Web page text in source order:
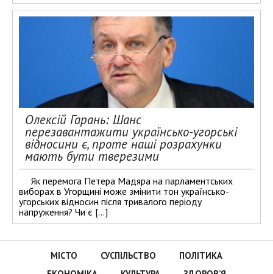
Олексій Гарань: Шанс
перезавантажити українсько-угорські
відносини є, проте наші розрахунки
мають бути тверезими
Як перемога Петера Мадяра на парламентських
виборах в Угорщині може змінити тон українсько-
угорських відносин після тривалого періоду
напруження? Чи є […]
МІСТО СУСПІЛЬСТВО
ПОЛІТИКА